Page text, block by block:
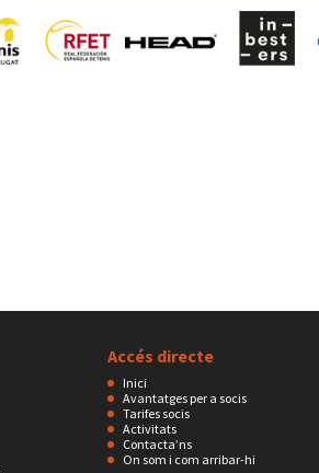
Accés directe
Inici
Avantatges per a socis
Tarifes socis
Activitats
Contacta’ns
On som i com arribar-hi